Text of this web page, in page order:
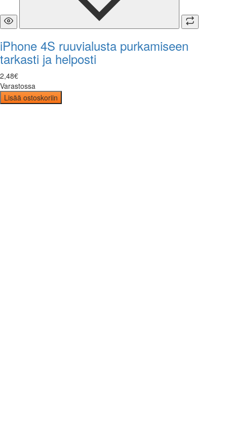
iPhone 4S ruuvialusta purkamiseen
tarkasti ja helposti
2,48€
Varastossa
Lisää ostoskoriin